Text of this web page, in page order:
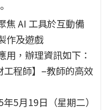
焦 AI 工具於互動備
作及遊戲
用，辦理資訊如下：
工程師】–教師的高效
5月19日（星期二）